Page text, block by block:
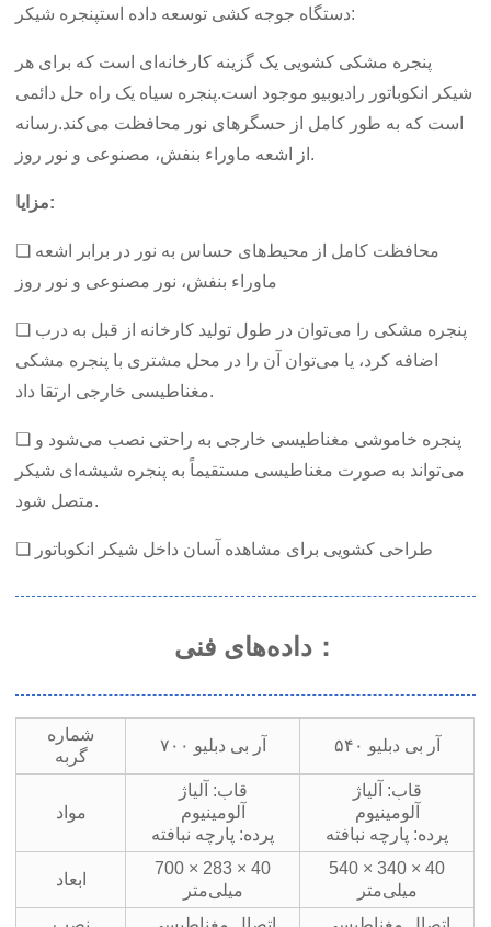
دستگاه جوجه کشی توسعه داده استپنجره شیکر:
پنجره مشکی کشویی یک گزینه کارخانه‌ای است که برای هر
شیکر انکوباتور رادیوبیو موجود است.پنجره سیاه یک راه حل دائمی
است که به طور کامل از حسگرهای نور محافظت می‌کند.رسانه
از اشعه ماوراء بنفش، مصنوعی و نور روز.
مزایا:
❏ محافظت کامل از محیط‌های حساس به نور در برابر اشعه
ماوراء بنفش، نور مصنوعی و نور روز
❏ پنجره مشکی را می‌توان در طول تولید کارخانه از قبل به درب
اضافه کرد، یا می‌توان آن را در محل مشتری با پنجره مشکی
مغناطیسی خارجی ارتقا داد.
❏ پنجره خاموشی مغناطیسی خارجی به راحتی نصب می‌شود و
می‌تواند به صورت مغناطیسی مستقیماً به پنجره شیشه‌ای شیکر
متصل شود.
❏ طراحی کشویی برای مشاهده آسان داخل شیکر انکوباتور
داده‌های فنی：
شماره
گربه
آر بی دبلیو ۷۰۰ آر بی دبلیو ۵۴۰
مواد
قاب: آلیاژ
آلومینیوم
پرده: پارچه نبافته
قاب: آلیاژ
آلومینیوم
پرده: پارچه نبافته
ابعاد
700 × 283 × 40
میلی‌متر
540 × 340 × 40
میلی‌متر